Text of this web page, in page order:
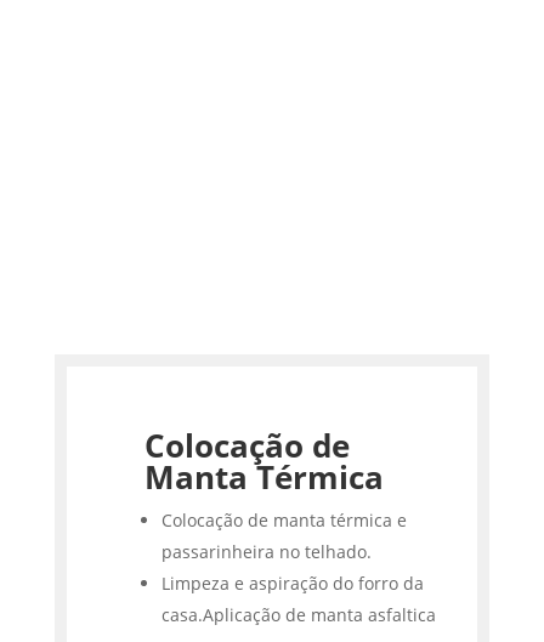
Colocação de
Manta Térmica
Colocação de manta térmica e
passarinheira no telhado.
Limpeza e aspiração do forro da
casa.Aplicação de manta asfaltica